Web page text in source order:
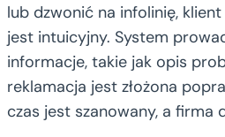
lub dzwonić na infolinię,
jest intuicyjny. System
informacje, takie jak opis
reklamacja jest złożona
czas jest szanowany, a firma